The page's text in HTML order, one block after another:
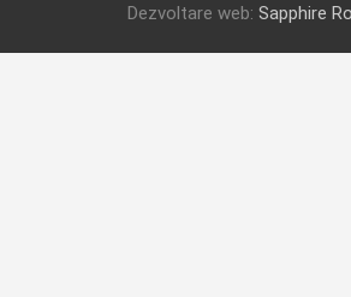
Dezvoltare web: Sapphire